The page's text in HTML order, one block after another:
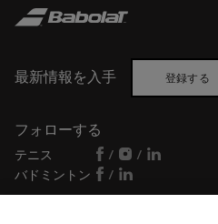
最新情報を入手 登録する
フォローする
テニス /
/
バドミントン
/